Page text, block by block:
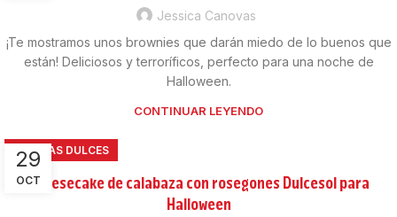
Jessica Canovas
¡Te mostramos unos brownies que darán miedo de lo buenos que
están! Deliciosos y terroríficos, perfecto para una noche de
Halloween.
CONTINUAR LEYENDO
29
OCT
RECETAS DULCES
Cheesecake de calabaza con rosegones Dulcesol para
Halloween